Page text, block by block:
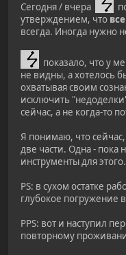
Сегодня / вчера
утверждением, что
всегда. Иногда нужно
показало, что у
не видны, а хотелось
охватывая своим
исключить
сейчас, а не когда-то
Я понимаю, что
две части. Одна - пока
инструменты для
PS: в сухом остатке
глубокое погружение
PPS: вот и наступил
повторному